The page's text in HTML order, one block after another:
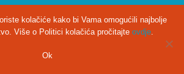
kolačiće kako bi Vama omogućili najbolje
Više o Politici kolačića pročitajte ovdje.
Ok